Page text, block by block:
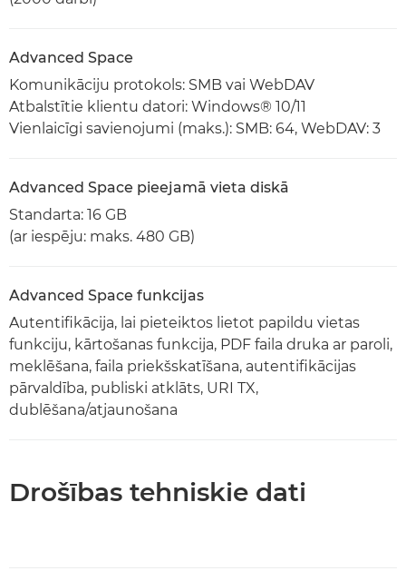
Advanced Space
Komunikāciju protokols: SMB vai WebDAV
Atbalstītie klientu datori: Windows® 10/11
Vienlaicīgi savienojumi (maks.): SMB: 64, WebDAV: 3
Advanced Space pieejamā vieta diskā
Standarta: 16 GB
(ar iespēju: maks. 480 GB)
Advanced Space funkcijas
Autentifikācija, lai pieteiktos lietot papildu vietas
funkciju, kārtošanas funkcija, PDF faila druka ar paroli,
meklēšana, faila priekšskatīšana, autentifikācijas
pārvaldība, publiski atklāts, URI TX,
dublēšana/atjaunošana
Drošības tehniskie dati